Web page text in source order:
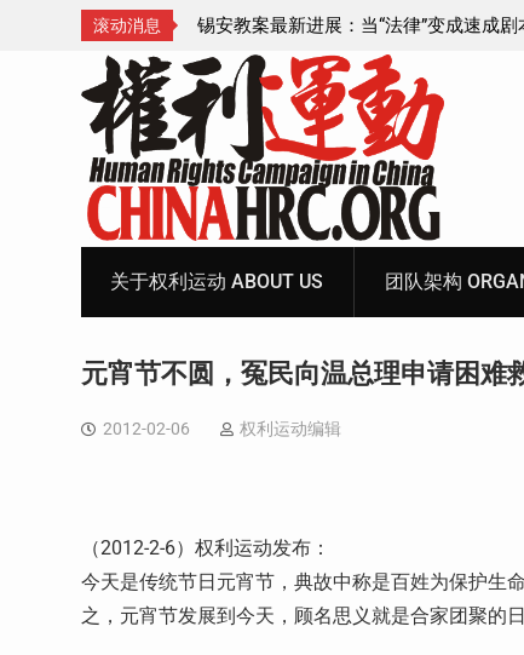
滚动消息
速成剧本——在公检 锡安教案王聪女士被抓更多细节曝光 之
关于权利运动 ABOUT US 团队架构
元宵节不圆，冤民向温总理申请困难
2012-02-06 权利运动编辑
（2012-2-6）权利运动发布：
今天是传统节日元宵节，典故中称是百姓为保护生
之，元宵节发展到今天，顾名思义就是合家团聚的